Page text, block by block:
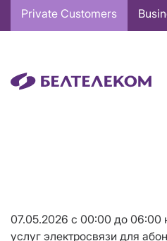
Основная
навигация
Private Customers
07.05.2026 с 00:00 до 06:00
услуг электросвязи для